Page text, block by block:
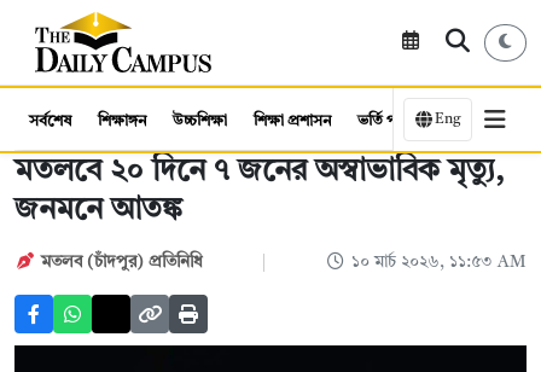
সর্বশেষ শিক্ষাঙ্গন উচ্চশিক্ষা শিক্ষা প্রশাসন ভর্তি পরীক্ষা কর্মসংস্থান
Eng
মতলবে ২০ দিনে ৭ জনের অস্বাভাবিক মৃত্যু,
জনমনে আতঙ্ক
মতলব (চাঁদপুর) প্রতিনিধি ১০ মার্চ ২০২৬, ১১:৫৩ AM